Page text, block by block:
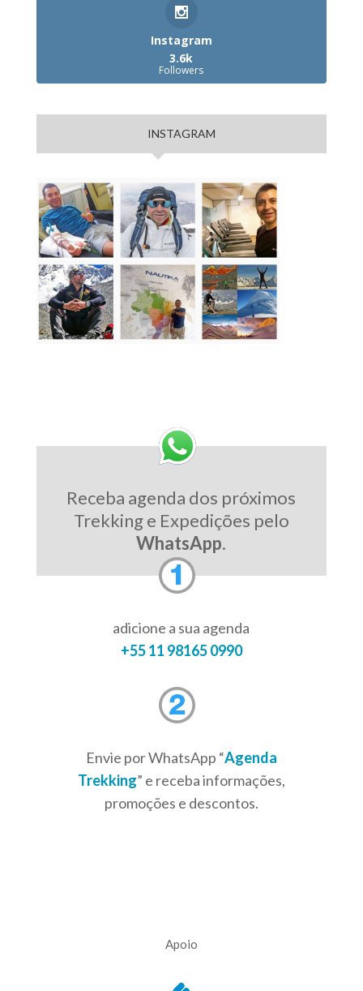
Instagram
3.6k
Followers
INSTAGRAM
Receba agenda dos próximos
Trekking e Expedições pelo
WhatsApp.
adicione a sua agenda
+55 11 98165 0990
Envie por WhatsApp “Agenda
Trekking” e receba informações,
promoções e descontos.
Apoio